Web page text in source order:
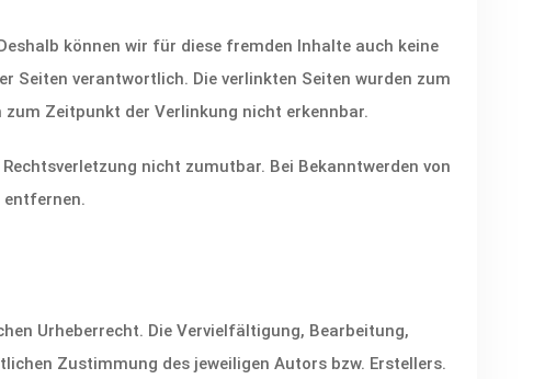
können wir für diese fremden Inhalte auch keine
Seiten verantwortlich. Die verlinkten Seiten wurden zum
Zeitpunkt der Verlinkung nicht erkennbar.
nicht zumutbar. Bei Bekanntwerden von
entfernen.
Urheberrecht. Die Vervielfältigung, Bearbeitung,
Zustimmung des jeweiligen Autors bzw. Erstellers.